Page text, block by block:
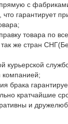
с
что гарантирует
товара по
же стран
курьерской
компанией;
брака
кратчайшие
и